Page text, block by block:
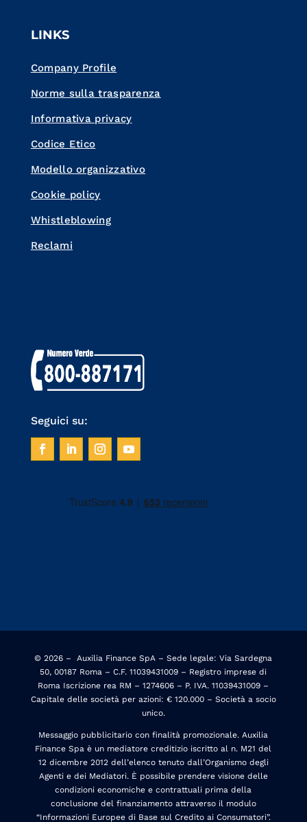
LINKS
Company Profile
Norme sulla trasparenza
Informativa privacy
Codice Etico
Modello organizzativo
Cookie policy
Whistleblowing
Reclami
Seguici su:
© 2026 –
Auxilia Finance SpA – Sede legale: Via Sardegna
50, 00187 Roma – C.F. 11039431009 – Registro imprese di
Roma Iscrizione rea RM – 1274606 – P. IVA. 11039431009 –
Capitale delle società per azioni: € 120.000 – Società a socio
unico.
Messaggio pubblicitario con finalità promozionale. Auxilia
Finance Spa è un mediatore creditizio iscritto al n. M21 del
12 dicembre 2012 dell’elenco tenuto dall’Organismo degli
Agenti e dei Mediatori. È possibile prendere visione delle
condizioni economiche e contrattuali prima della
conclusione del finanziamento attraverso il modulo
“Informazioni Europee di Base sul Credito ai Consumatori”.